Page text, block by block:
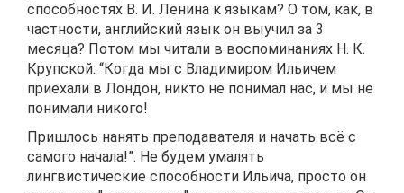
способностях В. И. Ленина к языкам? О том, как, в
частности, английский язык он выучил за 3
месяца? Потом мы читали в воспоминаниях Н. К.
Крупской: “Когда мы с Владимиром Ильичем
приехали в Лондон, никто не понимал нас, и мы не
понимали никого!
Пришлось нанять преподавателя и начать всё с
самого начала!”. Не будем умалять
лингвистические способности Ильича, просто он